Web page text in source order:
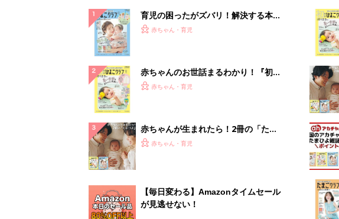
育児の困ったがズバリ！解決する本
『ひよこクラブ 夏号』 4カ月～2才
赤ちゃん・育児
赤ちゃんのお世話まるわかり！『初め
てのひよこクラブ 夏号』〈巻頭大特
赤ちゃん・育児
赤ちゃんが生まれたら！2冊の「たま
ひよ」
赤ちゃん・育児
【毎日変わる】Amazonタイムセール
が見逃せない！